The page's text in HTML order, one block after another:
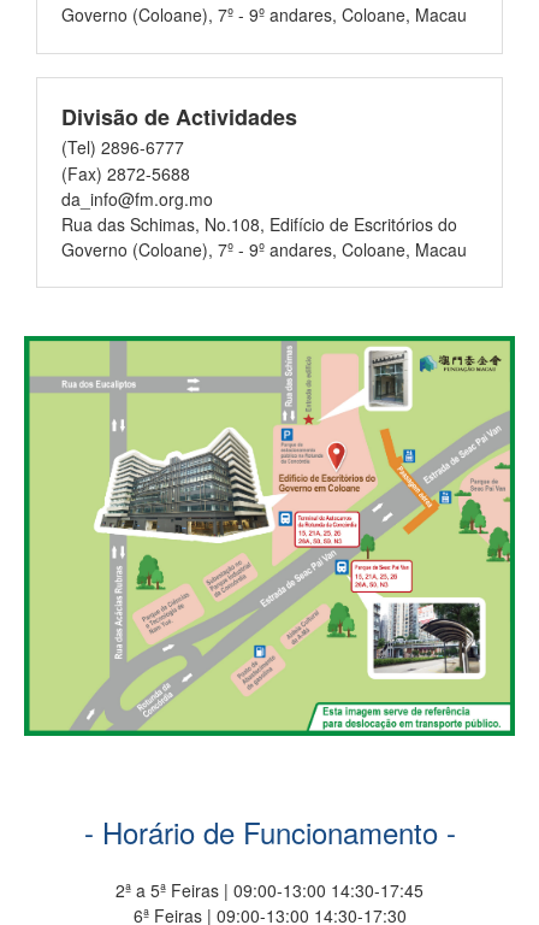
Governo (Coloane), 7º - 9º andares, Coloane, Macau
Divisão de Actividades
(Tel) 2896-6777
(Fax) 2872-5688
da_info@fm.org.mo
Rua das Schimas, No.108, Edifício de Escritórios do
Governo (Coloane), 7º - 9º andares, Coloane, Macau
- Horário de Funcionamento -
2ª a 5ª Feiras | 09:00-13:00 14:30-17:45
6ª Feiras | 09:00-13:00 14:30-17:30